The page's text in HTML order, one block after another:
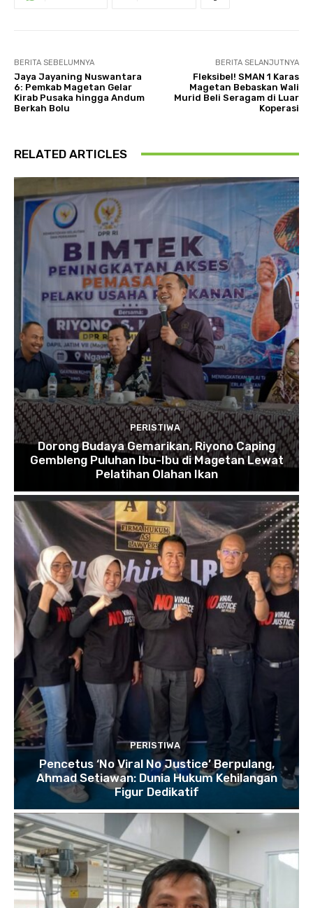
BERITA SEBELUMNYA
Jaya Jayaning Nuswantara
6: Pemkab Magetan Gelar
Kirab Pusaka hingga Andum
Berkah Bolu
BERITA SELANJUTNYA
Fleksibel! SMAN 1 Karas
Magetan Bebaskan Wali
Murid Beli Seragam di Luar
Koperasi
RELATED ARTICLES
PERISTIWA
Dorong Budaya Gemarikan, Riyono Caping
Gembleng Puluhan Ibu-Ibu di Magetan Lewat
Pelatihan Olahan Ikan
PERISTIWA
Pencetus ‘No Viral No Justice’ Berpulang,
Ahmad Setiawan: Dunia Hukum Kehilangan
Figur Dedikatif